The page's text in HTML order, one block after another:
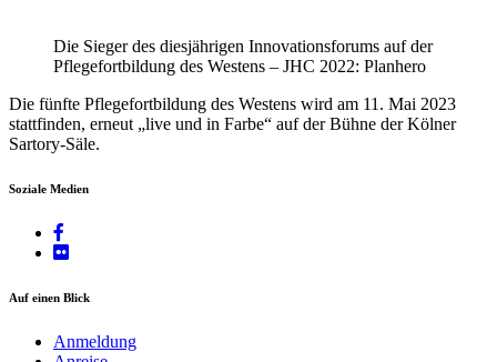
Die Sieger des diesjährigen Innovationsforums auf der
Pflegefortbildung des Westens – JHC 2022: Planhero
Die fünfte Pflegefortbildung des Westens wird am 11. Mai 2023
stattfinden, erneut „live und in Farbe“ auf der Bühne der Kölner
Sartory-Säle.
Soziale Medien
Auf einen Blick
Anmeldung